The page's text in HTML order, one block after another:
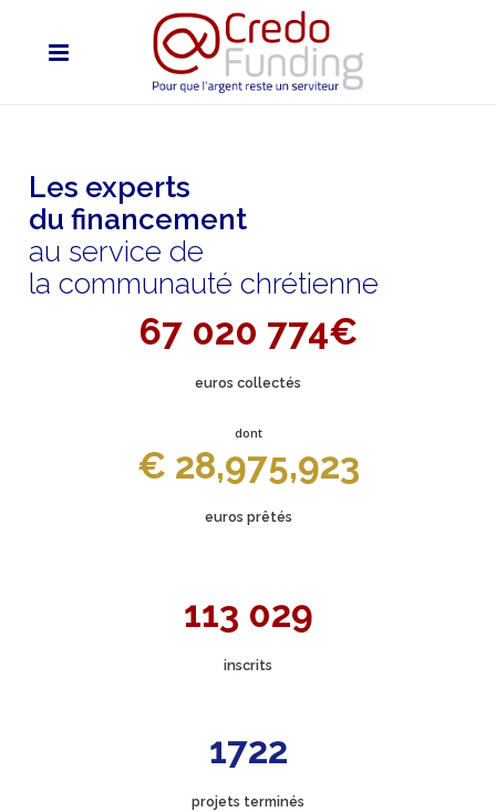
Les experts
du financement
au service de
la communauté chrétienne
67 020 774€
euros collectés
dont
€ 28,975,923
euros prêtés
113 029
inscrits
1722
projets terminés